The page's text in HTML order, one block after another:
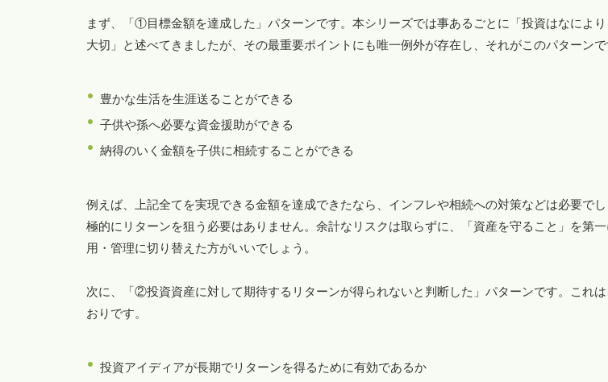
まず、「①目標金額を達成した」パターンです。本シリーズでは事あるごとに「投資はなによ
大切」と述べてきましたが、その最重要ポイントにも唯一例外が存在し、それがこのパターンで
豊かな生活を生涯送ることができる
子供や孫へ必要な資金援助ができる
納得のいく金額を子供に相続することができる
例えば、上記全てを実現できる金額を達成できたなら、インフレや相続への対策などは必要で
極的にリターンを狙う必要はありません。余計なリスクは取らずに、「資産を守ること」を第
用・管理に切り替えた方がいいでしょう。
次に、「②投資資産に対して期待するリターンが得られないと判断した」パターンです。これは
おりです。
投資アイディアが長期でリターンを得るために有効であるか